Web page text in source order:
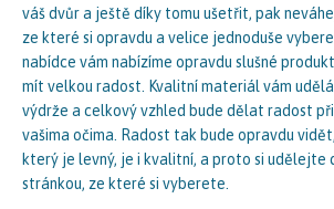
váš dvůr a ještě díky tomu ušetřit, pak
ze které si opravdu a velice jednoduše
nabídce vám nabízíme opravdu slušné
mít velkou radost. Kvalitní materiál vám
výdrže a celkový vzhled bude dělat radost
vašima očima. Radost tak bude opravdu
který je levný, je i kvalitní, a proto si udělejte
stránkou, ze které si vyberete.